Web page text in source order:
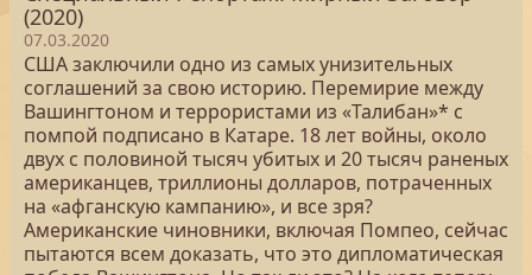
(2020)
07.03.2020
США заключили одно из самых унизительных
соглашений за свою историю. Перемирие между
Вашингтоном и террористами из «Талибан»* с
помпой подписано в Катаре. 18 лет войны, около
двух с половиной тысяч убитых и 20 тысяч раненых
американцев, триллионы долларов, потраченных
на «афганскую кампанию», и все зря?
Американские чиновники, включая Помпео, сейчас
пытаются всем доказать, что это дипломатическая